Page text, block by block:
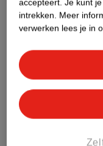
Etiketinformatie
Nature Impact
accepteert. Je kunt
intrekken. Meer
verwerken lees je in